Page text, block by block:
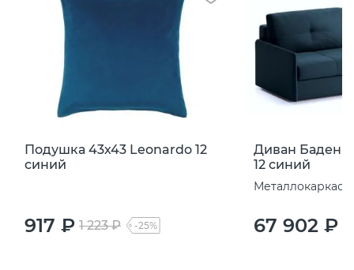
Подушка 43х43 Leonardo 12
синий
917 ₽ 1 223 ₽ -25%
Диван Баден
12 синий
Металлокаркас
67 902 ₽